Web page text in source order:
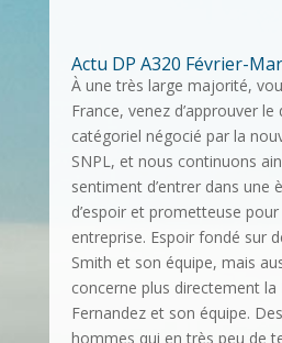
Actu DP A320 Février-
À une très large majorité,
France, venez d’approuver
catégoriel négocié par la
SNPL, et nous continuons
sentiment d’entrer dans une
d’espoir et prometteuse
entreprise. Espoir fondé sur
Smith et son équipe, mais
concerne plus directement la
Fernandez et son équipe.
hommes qui en très peu de